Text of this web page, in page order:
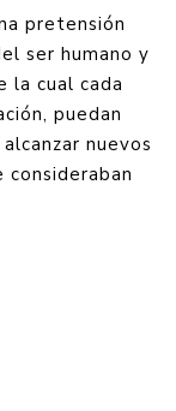
pretensión
ser humano y
la cual cada
puedan
nuevos